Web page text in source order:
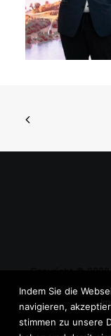
Indem Sie die
navigieren,
stimmen zu unsere